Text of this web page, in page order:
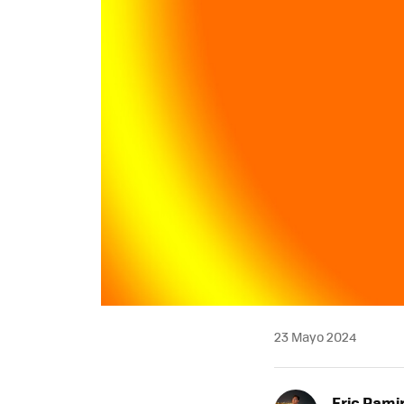
23 Mayo 2024